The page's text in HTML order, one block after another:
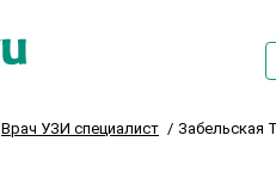
Врач УЗИ специалист Забельская